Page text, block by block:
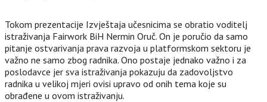
Tokom prezentacije Izvještaja učesnicima se obratio voditelj
istraživanja Fairwork BiH Nermin Oruč. On je poručio da samo
pitanje ostvarivanja prava razvoja u platformskom sektoru je
važno ne samo zbog radnika. Ono postaje jednako važno i za
poslodavce jer sva istraživanja pokazuju da zadovoljstvo
radnika u velikoj mjeri ovisi upravo od onih tema koje su
obrađene u ovom istraživanju.